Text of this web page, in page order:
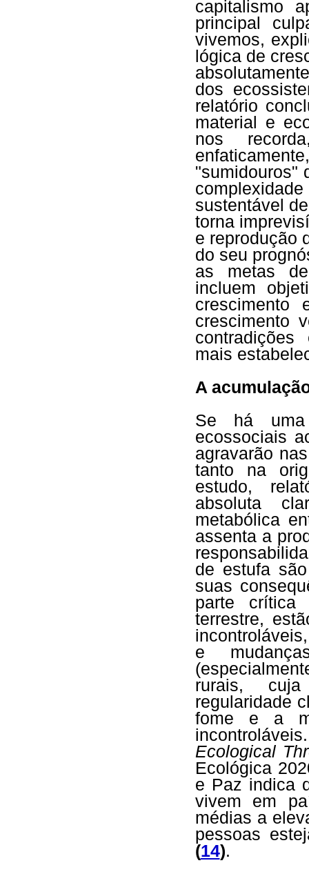
capitalismo
principal
vivemos,
lógica de
dos
relatório
material e
nos
"sumidouros"
sustentável
torna
e reprodução
do seu
as metas
incluem
crescimento
crescimento
mais
A
Se há uma
ecossociais
agravarão
tanto na
estudo,
absoluta
metabólica
assenta a
de estufa
suas
parte crítica
terrestre,
e
rurais,
regularidade
fome e a
Ecological
Ecológica
e Paz indica
vivem em
médias a
pessoas
(14).